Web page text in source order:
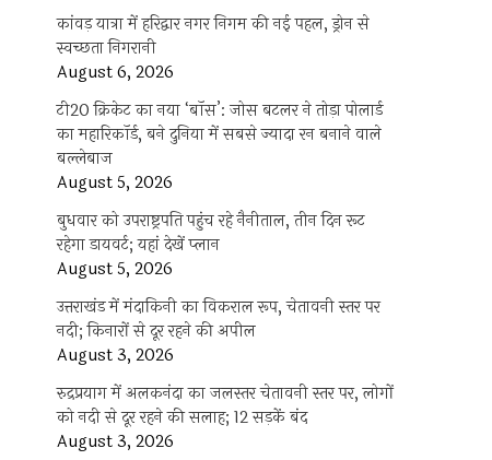
कांवड़ यात्रा में हरिद्वार नगर निगम की नई पहल, ड्रोन से
स्वच्छता निगरानी
August 6, 2026
टी20 क्रिकेट का नया ‘बॉस’: जोस बटलर ने तोड़ा पोलार्ड
का महारिकॉर्ड, बने दुनिया में सबसे ज्यादा रन बनाने वाले
बल्लेबाज
August 5, 2026
बुधवार को उपराष्ट्रपति पहुंच रहे नैनीताल, तीन दिन रूट
रहेगा डायवर्ट; यहां देखें प्‍लान
August 5, 2026
उत्तराखंड में मंदाकिनी का विकराल रूप, चेतावनी स्तर पर
नदी; किनारों से दूर रहने की अपील
August 3, 2026
रुद्रप्रयाग में अलकनंदा का जलस्तर चेतावनी स्तर पर, लोगों
को नदी से दूर रहने की सलाह; 12 सड़कें बंद
August 3, 2026